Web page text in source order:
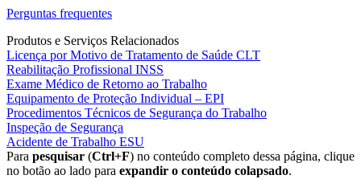
Perguntas frequentes
Produtos e Serviços Relacionados
Licença por Motivo de Tratamento de Saúde CLT
Reabilitação Profissional INSS
Exame Médico de Retorno ao Trabalho
Equipamento de Proteção Individual – EPI
Procedimentos Técnicos de Segurança do Trabalho
Inspeção de Segurança
Acidente de Trabalho ESU
Para pesquisar (Ctrl+F) no conteúdo completo dessa página, clique
no botão ao lado para expandir o conteúdo colapsado.